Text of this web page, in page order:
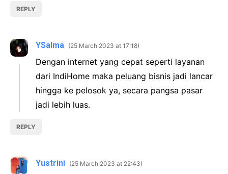
REPLY
YSalma 25 March 2023 at 17:18
Dengan internet yang cepat seperti layanan
dari IndiHome maka peluang bisnis jadi lancar
hingga ke pelosok ya, secara pangsa pasar
jadi lebih luas.
REPLY
Yustrini 25 March 2023 at 22:43